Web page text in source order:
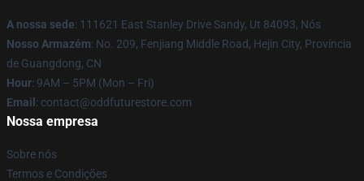
A nossa sede: 111621 East Stanley Drive Sandy, Ut 84093, Nós
Nosso Armazém: No. 209, Fenjiang Middle Road, Hejin City, Província
de Guangdong, CN
Hour: 9AM – 5PM (Mon – Fri)
Email : contact@oddfuturestore.com
Nossa empresa
Sobre nós
Termos e Condições